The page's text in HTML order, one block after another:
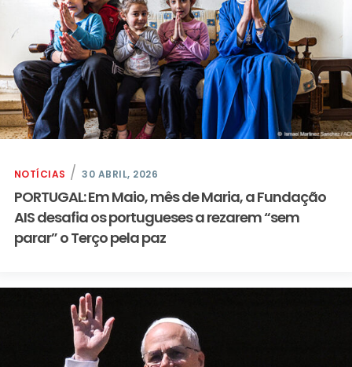
NOTÍCIAS 30 ABRIL, 2026
PORTUGAL: Em Maio, mês de Maria, a Fundação
AIS desafia os portugueses a rezarem “sem
parar” o Terço pela paz